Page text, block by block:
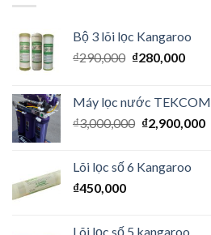
Bộ 3 lõi lọc Kangaroo
₫290,000 ₫280,000
Máy lọc nước TEKCOM
₫3,000,000 ₫2,900,000
Lõi lọc số 6 Kangaroo
₫450,000
Lõi lọc số 5 kangaroo